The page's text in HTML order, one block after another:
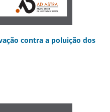
contra a poluição dos